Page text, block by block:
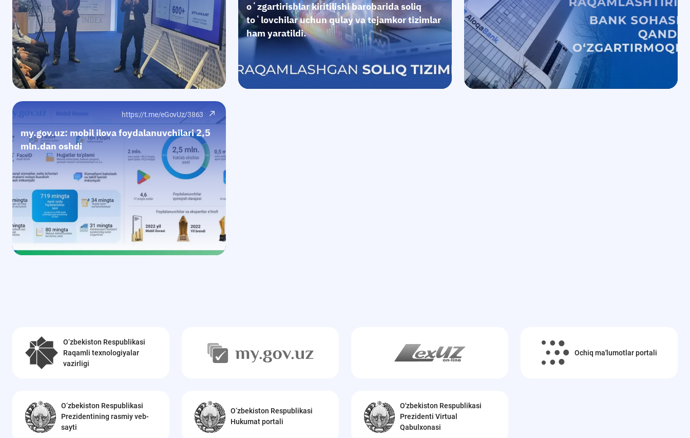
oʻzgartirishlar kiritilishi barobarida soliq
toʻlovchilar uchun qulay va tejamkor tizimlar
ham yaratildi.
https://t.me/eGovUz/3863
my.gov.uz: mobil ilova foydalanuvchilari 2,5
mln.dan oshdi
O‘zbekiston Respublikasi
Raqamli texnologiyalar
vazirligi
Ochiq ma'lumotlar portali
O‘zbekiston Respublikasi
Prezidentining rasmiy veb-
sayti
O‘zbekiston Respublikasi
Hukumat portali
O'zbekiston Respublikasi
Prezidenti Virtual
Qabulxonasi